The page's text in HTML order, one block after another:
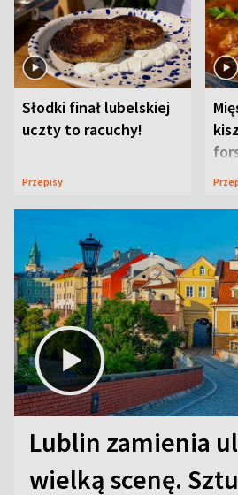
Słodki finał lubelskiej
uczty to racuchy!
Przepisy
Lublin zamienia
wielką scenę.